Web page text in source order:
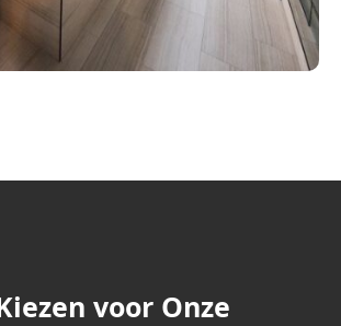
voor Onze